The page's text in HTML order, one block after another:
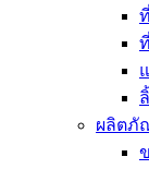
ผลิตภั